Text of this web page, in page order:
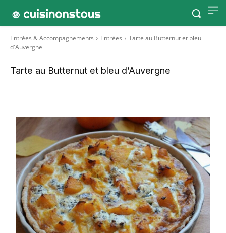
Entrées & Accompagnements Entrées
Tarte au Butternut et bleu
d'Auvergne
Tarte au Butternut et bleu d’Auvergne